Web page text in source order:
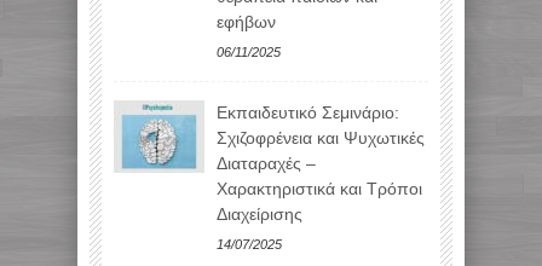
εφήβων
06/11/2025
Εκπαιδευτικό Σεμινάριο:
Σχιζοφρένεια και Ψυχωτικές
Διαταραχές –
Χαρακτηριστικά και Τρόποι
Διαχείρισης
14/07/2025